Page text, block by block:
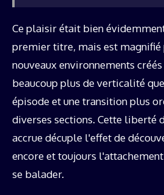
Ce plaisir était bien
premier titre, mais est magnifié
nouveaux environnements
beaucoup plus de verticalité
épisode et une transition plus
diverses sections. Cette liberté
accrue décuple l'effet de
encore et toujours
se balader.